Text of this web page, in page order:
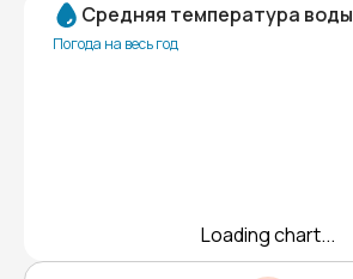
Средняя температура воды
Погода на весь год
Loading chart...